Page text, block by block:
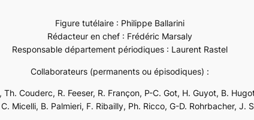
Figure tutélaire : Philippe Ballarini
Rédacteur en chef : Frédéric Marsaly
Responsable département périodiques : Laurent Rastel
Collaborateurs (permanents ou épisodiques) :
Couderc, R. Feeser, R. Françon, P-C. Got, H. Guyot, B.
Micelli, B. Palmieri, F. Ribailly, Ph. Ricco, G-D. Rohrbacher, J.